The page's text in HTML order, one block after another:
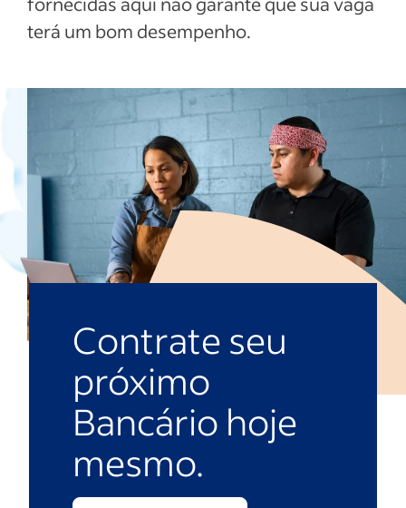
terá um bom desempenho.
Contrate seu
próximo
Bancário hoje
mesmo.